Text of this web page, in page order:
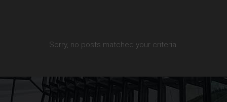
Sorry, no posts matched your criteria.